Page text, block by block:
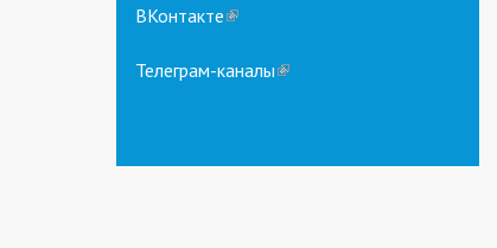
ВКонтакте(link
external)
Телеграм-каналы(link